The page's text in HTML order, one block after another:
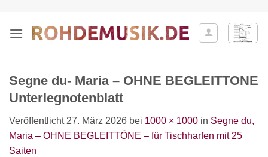
springen
Segne du- Maria – OHNE BEGLEITTONE
Unterlegnotenblatt
Veröffentlicht 27. März 2026 bei 1000 × 1000 in Segne du,
Maria – OHNE BEGLEITTÖNE – für Tischharfen mit 25
Saiten